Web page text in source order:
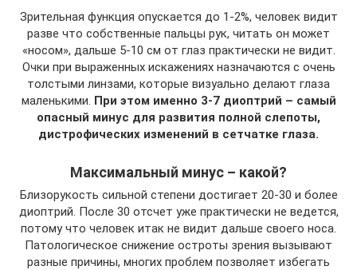
Зрительная функция опускается до 1-2%, человек видит
разве что собственные пальцы рук, читать он может
«носом», дальше 5-10 см от глаз практически не видит.
Очки при выраженных искажениях назначаются с очень
толстыми линзами, которые визуально делают глаза
маленькими. При этом именно 3-7 диоптрий – самый
опасный минус для развития полной слепоты,
дистрофических изменений в сетчатке глаза.
Максимальный минус – какой?
Близорукость сильной степени достигает 20-30 и более
диоптрий. После 30 отсчет уже практически не ведется,
потому что человек итак не видит дальше своего носа.
Патологическое снижение остроты зрения вызывают
разные причины, многих проблем позволяет избегать